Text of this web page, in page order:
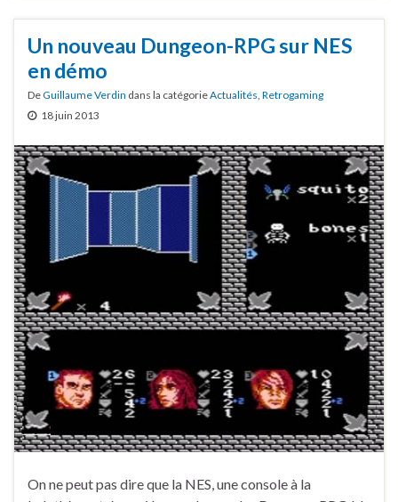
Un nouveau Dungeon-RPG sur NES
en démo
DeGuillaume Verdin dans la catégorieActualités, Retrogaming
18 juin 2013
On ne peut pas dire que la NES, une console à la